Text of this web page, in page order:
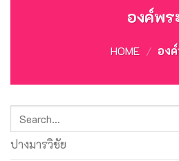
องค์พร
HOME / อง
Search
for:
ปางมารวิชัย